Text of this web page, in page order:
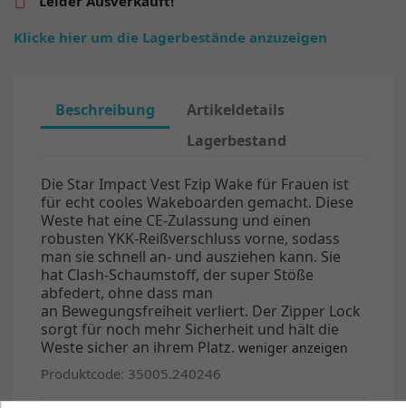
Klicke hier um die Lagerbestände anzuzeigen
Beschreibung
Artikeldetails
Lagerbestand
Die Star Impact Vest Fzip Wake für Frauen ist
für echt cooles Wakeboarden gemacht. Diese
Weste hat eine CE-Zulassung und einen
robusten YKK-Reißverschluss vorne, sodass
man sie schnell an- und ausziehen kann. Sie
hat Clash-Schaumstoff, der super Stöße
abfedert, ohne dass man
an Bewegungsfreiheit verliert. Der Zipper Lock
sorgt für noch mehr Sicherheit und hält die
Weste sicher an ihrem Platz. weniger anzeigen
Produktcode: 35005.240246